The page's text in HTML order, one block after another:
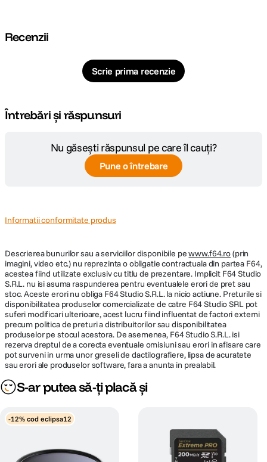
Recenzii
Scrie prima recenzie
Întrebări și răspunsuri
Nu găsești răspunsul pe care îl cauți?
Pune o întrebare
Informatii conformitate produs
Descrierea bunurilor sau a serviciilor disponibile pewww.f64.ro(prin
imagini, video etc.) nu reprezinta o obligatie contractuala din partea F64,
acestea fiind utilizate exclusiv cu titlu de prezentare. Implicit F64 Studio
S.R.L. nu isi asuma raspunderea pentru eventualele erori de pret sau
stoc. Aceste erori nu obliga F64 Studio S.R.L. la nicio actiune. Preturile si
disponibilitatea produselor comercializate de catre F64 Studio SRL pot
suferi modificari ulterioare, acest lucru fiind influentat de factori externi
precum politica de preturi a distribuitorilor sau disponibilitatea
produselor pe stocul acestora. De asemenea, F64 Studio S.R.L. isi
rezerva dreptul de a corecta eventuale omisiuni sau erori in afisare care
pot surveni in urma unor greseli de dactilografiere, lipsa de acuratete
sau erori ale produselor software, fara a anunta in prealabil.
S-ar putea să-ți placă și
-12% cod eclipsa12